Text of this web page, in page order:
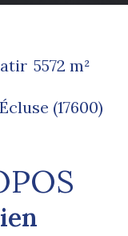
5572 m²
(17600)